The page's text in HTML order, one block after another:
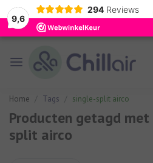
9,6
294 Reviews
Home Tags single-split airco
Producten getagd
split airco